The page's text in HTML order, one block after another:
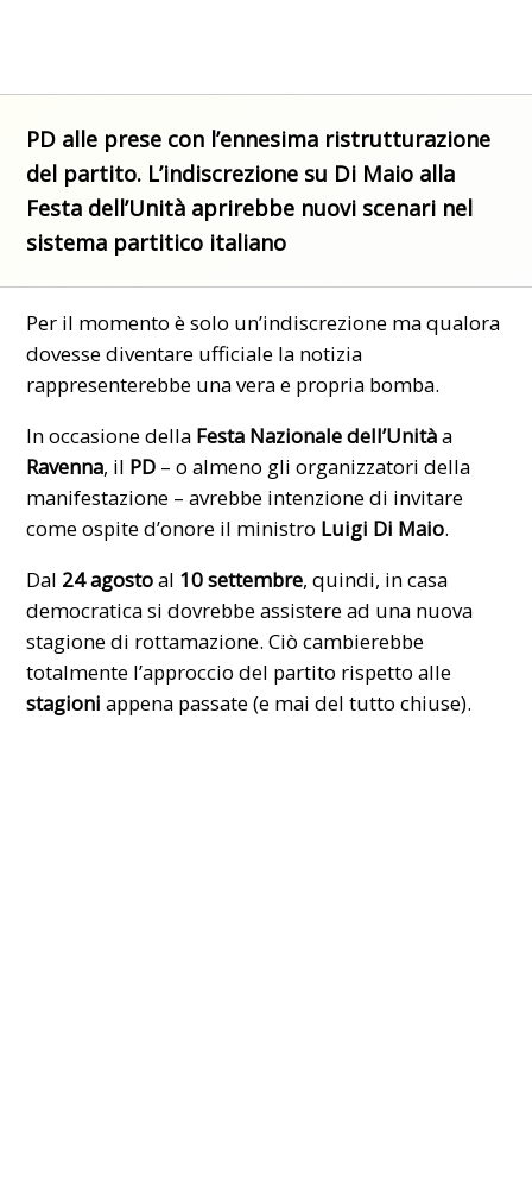
PD alle prese con l’ennesima ristrutturazione
del partito. L’indiscrezione su Di Maio alla
Festa dell’Unità aprirebbe nuovi scenari nel
sistema partitico italiano
Per il momento è solo un’indiscrezione ma qualora
dovesse diventare ufficiale la notizia
rappresenterebbe una vera e propria bomba.
In occasione della Festa Nazionale dell’Unitàa
Ravenna, il PD – o almeno gli organizzatori della
manifestazione – avrebbe intenzione di invitare
come ospite d’onore il ministro Luigi Di Maio.
Dal 24 agostoal 10 settembre, quindi, in casa
democratica si dovrebbe assistere ad una nuova
stagione di rottamazione. Ciò cambierebbe
totalmente l’approccio del partito rispetto alle
stagioni appena passate (e mai del tutto chiuse).